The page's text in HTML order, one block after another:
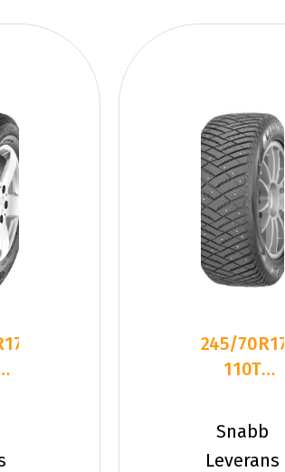
245/70R17
110T
ULTRA
GRIP ICE
Snabb
Leverans